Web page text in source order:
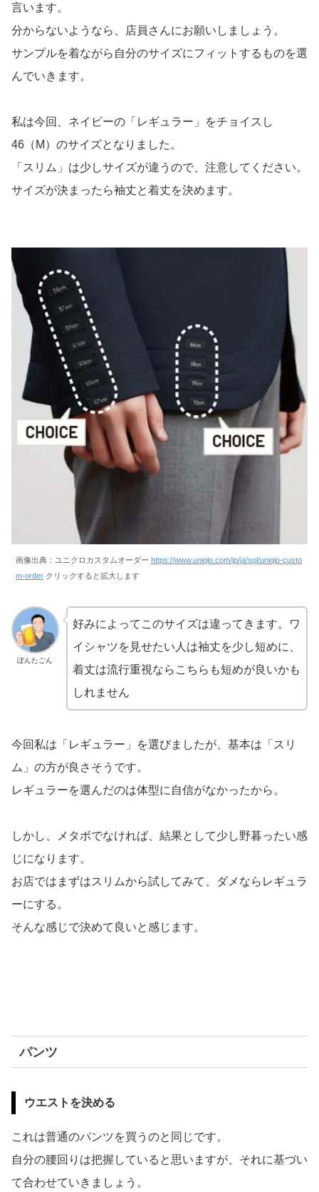
言います。
分からないようなら、店員さんにお願いしましょう。
サンプルを着ながら自分のサイズにフィットするものを選
んでいきます。
私は今回、ネイビーの「レギュラー」をチョイスし
46（M）のサイズとなりました。
「スリム」は少しサイズが違うので、注意してください。
サイズが決まったら袖丈と着丈を決めます。
画像出典：ユニクロカスタムオーダー https://www.uniqlo.com/jp/ja/spl/uniqlo-custo
m-order クリックすると拡大します
ぽんたごん
好みによってこのサイズは違ってきます。ワ
イシャツを見せたい人は袖丈を少し短めに、
着丈は流行重視ならこちらも短めが良いかも
しれません
今回私は「レギュラー」を選びましたが、基本は「スリ
ム」の方が良さそうです。
レギュラーを選んだのは体型に自信がなかったから。
しかし、メタボでなければ、結果として少し野暮ったい感
じになります。
お店ではまずはスリムから試してみて、ダメならレギュラ
ーにする。
そんな感じで決めて良いと感じます。
パンツ
ウエストを決める
これは普通のパンツを買うのと同じです。
自分の腰回りは把握していると思いますが、それに基づい
て合わせていきましょう。